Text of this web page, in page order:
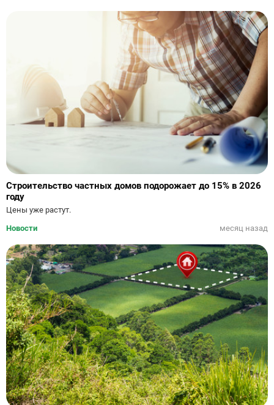
Строительство частных домов подорожает до 15% в 2026
году
Цены уже растут.
Новости
месяц назад